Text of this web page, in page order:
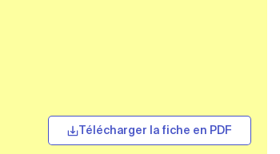
Télécharger la fiche en PDF